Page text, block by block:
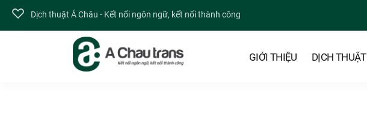
Dịch thuật Á Châu - Kết nối ngôn ngữ, kết nối thành công
GIỚI THIỆU DỊCH THUẬT